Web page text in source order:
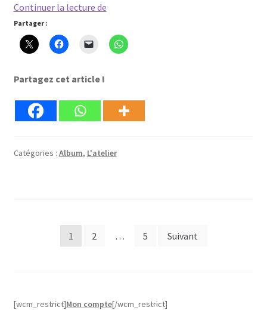
Continuer la lecture deUne
cagnotte
ou
Père
Partager :
Partagez cet article !
Catégories : Album, L'atelier
Pagination
1 2 … 5 Suivant
[wcm_restrict]Mon compte[/wcm_restrict]